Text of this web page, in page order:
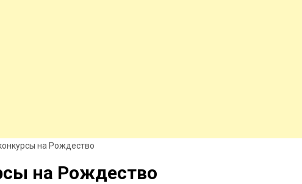
на Рождество
на Рождество